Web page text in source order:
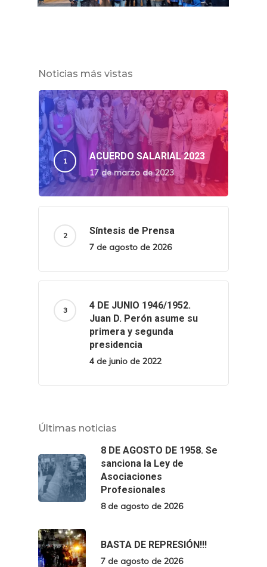
Noticias más vistas
ACUERDO SALARIAL 2023
17 de marzo de 2023
Síntesis de Prensa
7 de agosto de 2026
4 DE JUNIO 1946/1952.
Juan D. Perón asume su
primera y segunda
presidencia
4 de junio de 2022
Últimas noticias
8 DE AGOSTO DE 1958. Se
sanciona la Ley de
Asociaciones
Profesionales
8 de agosto de 2026
BASTA DE REPRESIÓN!!!
7 de agosto de 2026